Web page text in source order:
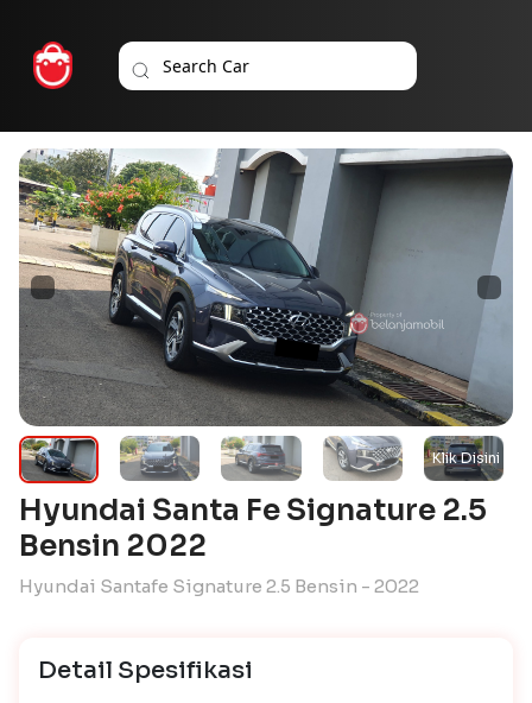
Hyundai Santa Fe Signature 2.5
Bensin 2022
Hyundai Santafe Signature 2.5 Bensin - 2022
Detail Spesifikasi